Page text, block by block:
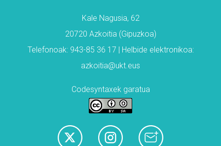
Kale Nagusia, 62
20720 Azkoitia (Gipuzkoa)
Telefonoak: 943-85 36 17 | Helbide elektronikoa:
azkoitia@ukt.eus
Codesyntaxek garatua